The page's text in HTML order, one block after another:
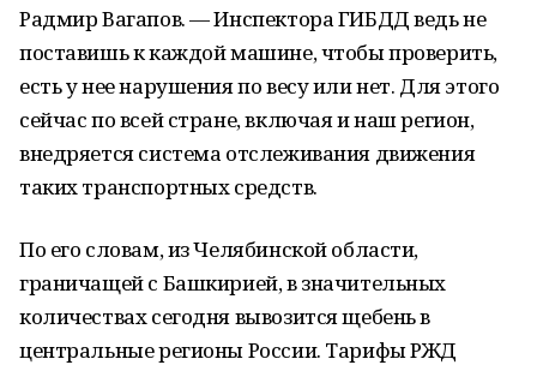
Радмир Вагапов. — Инспектора ГИБДД ведь не
поставишь к каждой машине, чтобы проверить,
есть у нее нарушения по весу или нет. Для этого
сейчас по всей стране, включая и наш регион,
внедряется система отслеживания движения
таких транспортных средств.
По его словам, из Челябинской области,
граничащей с Башкирией, в значительных
количествах сегодня вывозится щебень в
центральные регионы России. Тарифы РЖД